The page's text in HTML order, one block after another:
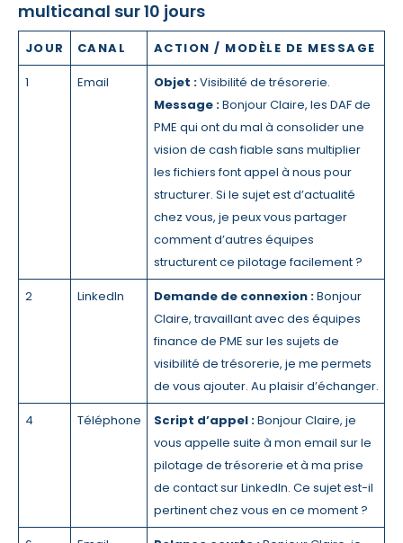
multicanal sur 10 jours
JOUR CANAL
ACTION / MODÈLE DE MESSAGE
1
Email Objet :Visibilité de trésorerie.
Message :Bonjour Claire, les DAF de
PME qui ont du mal à consolider une
vision de cash fiable sans multiplier
les fichiers font appel à nous pour
structurer. Si le sujet est d’actualité
chez vous, je peux vous partager
comment d’autres équipes
structurent ce pilotage facilement ?
2
LinkedIn Demande de connexion :Bonjour
Claire, travaillant avec des équipes
finance de PME sur les sujets de
visibilité de trésorerie, je me permets
de vous ajouter. Au plaisir d’échanger.
4
Téléphone Script d’appel :Bonjour Claire, je
vous appelle suite à mon email sur le
pilotage de trésorerie et à ma prise
de contact sur LinkedIn. Ce sujet est-il
pertinent chez vous en ce moment ?